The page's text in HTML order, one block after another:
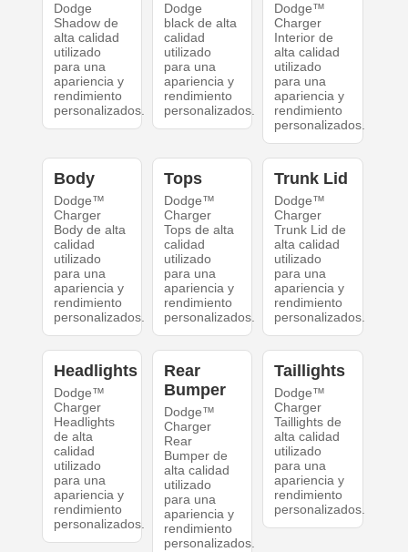
Dodge
Shadow de
alta calidad
utilizado
para una
apariencia y
rendimiento
personalizados.
Dodge
black de alta
calidad
utilizado
para una
apariencia y
rendimiento
personalizados.
Dodge™
Charger
Interior de
alta calidad
utilizado
para una
apariencia y
rendimiento
personalizados.
Body
Dodge™
Charger
Body de alta
calidad
utilizado
para una
apariencia y
rendimiento
personalizados.
Tops
Dodge™
Charger
Tops de alta
calidad
utilizado
para una
apariencia y
rendimiento
personalizados.
Trunk Lid
Dodge™
Charger
Trunk Lid de
alta calidad
utilizado
para una
apariencia y
rendimiento
personalizados.
Headlights
Dodge™
Charger
Headlights
de alta
calidad
utilizado
para una
apariencia y
rendimiento
personalizados.
Rear
Bumper
Dodge™
Charger
Rear
Bumper de
alta calidad
utilizado
para una
apariencia y
rendimiento
personalizados.
Taillights
Dodge™
Charger
Taillights de
alta calidad
utilizado
para una
apariencia y
rendimiento
personalizados.